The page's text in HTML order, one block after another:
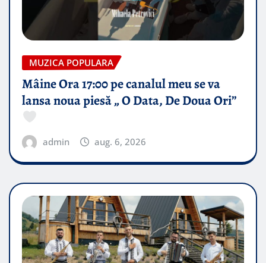
MUZICA POPULARA
Mâine Ora 17:00 pe canalul meu se va
lansa noua piesă „ O Data, De Doua Ori”
admin aug. 6, 2026